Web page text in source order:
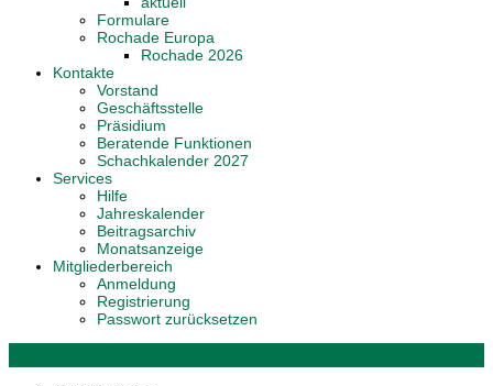
Formulare
Rochade Europa
Rochade 2026
Kontakte
Vorstand
Geschäftsstelle
Präsidium
Beratende Funktionen
Schachkalender 2027
Services
Hilfe
Jahreskalender
Beitragsarchiv
Monatsanzeige
Mitgliederbereich
Anmeldung
Registrierung
Passwort zurücksetzen